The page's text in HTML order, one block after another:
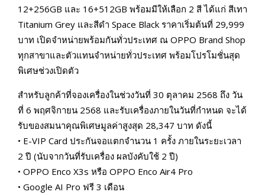
12+256GB และ 16+512GB พร้อมมีให้เลือก 2 สี ได้แก่ สีเทา
Titanium Grey และสีดำ Space Black ราคาเริ่มต้นที่ 29,999
บาท เปิดจำหน่ายพร้อมกันทั่วประเทศ ณ OPPO Brand Shop
ทุกสาขาและตัวแทนจำหน่ายทั่วประเทศ พร้อมโปรโมชั่นสุด
พิเศษช่วงเปิดตัว
สำหรับลูกค้าที่จองเครื่องในช่วงวันที่ 30 ตุลาคม 2568 ถึง วัน
ที่ 6 พฤศจิกายน 2568 และรับเครื่องภายในวันที่กําหนด จะได้
รับของสมนาคุณพิเศษมูลค่าสูงสุด 28,347 บาท ดังนี้
• E-VIP Card ประกันจอแตกจํานวน 1 ครั้ง ภายในระยะเวลา
2 ปี (นับจากวันที่รับเครื่อง ผลบังคับใช้ 2 ปี)
• OPPO Enco X3s หรือ OPPO Enco Air4 Pro
• Google AI Pro ฟรี 3 เดือน